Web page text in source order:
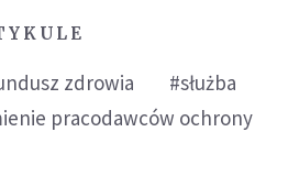
zdrowia
#służba
pracodawców ochrony